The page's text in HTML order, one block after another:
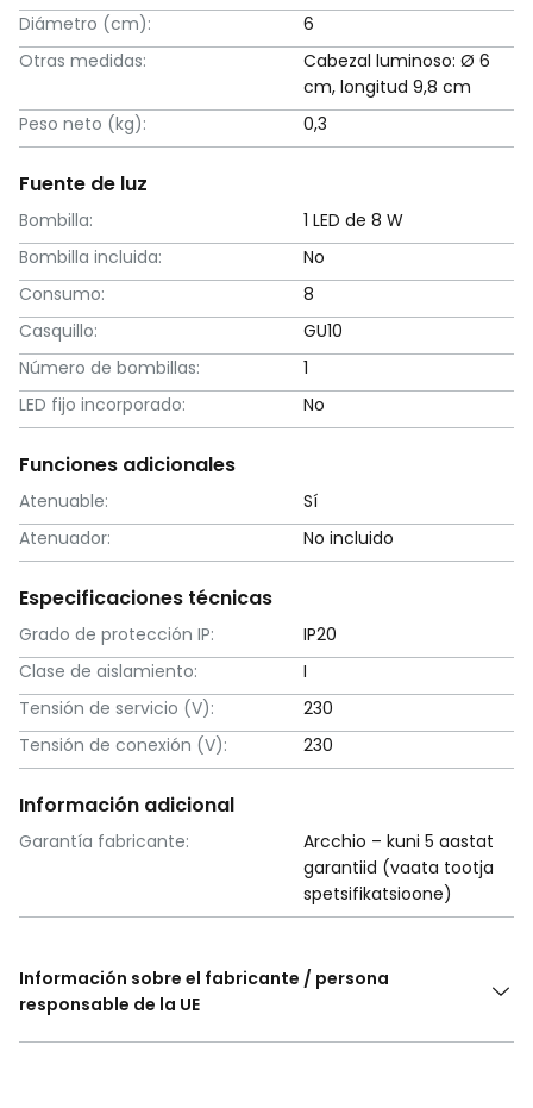
Diámetro (cm):
6
Otras medidas:
Cabezal luminoso: Ø 6
cm, longitud 9,8 cm
Peso neto (kg):
0,3
Fuente de luz
Bombilla:
1 LED de 8 W
Bombilla incluida:
No
Consumo:
8
Casquillo:
GU10
Número de bombillas:
1
LED fijo incorporado:
No
Funciones adicionales
Atenuable:
Sí
Atenuador:
No incluido
Especificaciones técnicas
Grado de protección IP:
IP20
Clase de aislamiento:
I
Tensión de servicio (V):
230
Tensión de conexión (V):
230
Información adicional
Garantía fabricante:
Arcchio – kuni 5 aastat
garantiid (vaata tootja
spetsifikatsioone)
Información sobre el fabricante / persona
responsable de la UE